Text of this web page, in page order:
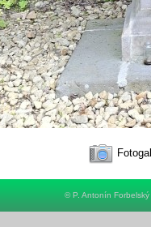
© P. Antonín